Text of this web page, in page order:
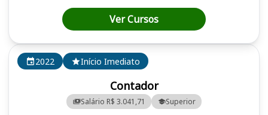
2022 Início Imediato
Contador
Salário R$ 3.041,71 Superior
Ver Cursos